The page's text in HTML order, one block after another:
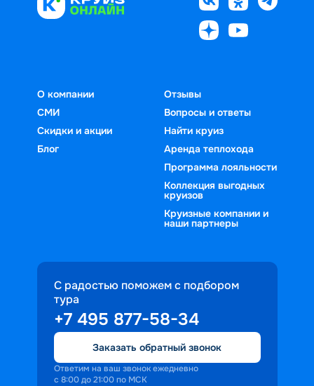
О компании
СМИ
Скидки и акции
Блог
Отзывы
Вопросы и ответы
Найти круиз
Аренда теплохода
Программа лояльности
Коллекция выгодных
круизов
Круизные компании и
наши партнеры
С радостью поможем с подбором
тура
+7 495 877-58-34
Заказать обратный звонок
Ответим на ваш звонок ежедневно
с 8:00 до 21:00 по МСК